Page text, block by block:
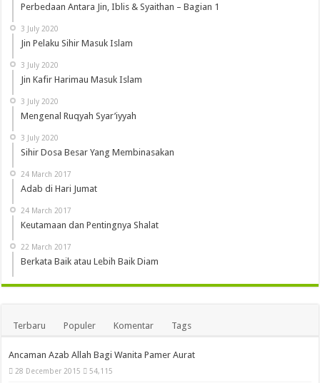
Perbedaan Antara Jin, Iblis & Syaithan – Bagian 1
3 July 2020
Jin Pelaku Sihir Masuk Islam
3 July 2020
Jin Kafir Harimau Masuk Islam
3 July 2020
Mengenal Ruqyah Syar’iyyah
3 July 2020
Sihir Dosa Besar Yang Membinasakan
24 March 2017
Adab di Hari Jumat
24 March 2017
Keutamaan dan Pentingnya Shalat
22 March 2017
Berkata Baik atau Lebih Baik Diam
Terbaru Populer Komentar Tags
Ancaman Azab Allah Bagi Wanita Pamer Aurat
28 December 2015 54,115